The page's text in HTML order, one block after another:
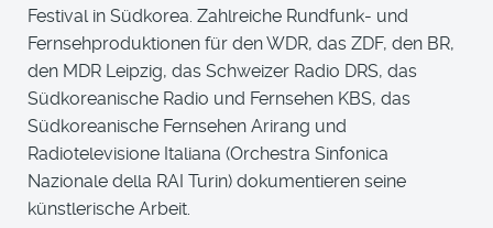
Festival in Südkorea. Zahlreiche Rundfunk- und
Fernsehproduktionen für den WDR, das ZDF, den BR,
den MDR Leipzig, das Schweizer Radio DRS, das
Südkoreanische Radio und Fernsehen KBS, das
Südkoreanische Fernsehen Arirang und
Radiotelevisione Italiana (Orchestra Sinfonica
Nazionale della RAI Turin) dokumentieren seine
künstlerische Arbeit.